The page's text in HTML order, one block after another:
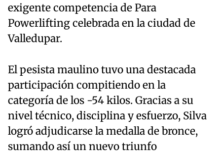
exigente competencia de Para
Powerlifting celebrada en la ciudad de
Valledupar.
El pesista maulino tuvo una destacada
participación compitiendo en la
categoría de los -54 kilos. Gracias a su
nivel técnico, disciplina y esfuerzo, Silva
logró adjudicarse la medalla de bronce,
sumando así un nuevo triunfo